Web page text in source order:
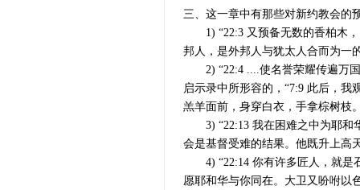
三、这一章中有那些对新约教会的
1) “22:3 又预备无数的香柏木，
邦人，是外邦人与犹太人合而为一
2) “22:4 ....使名誉荣耀传遍万国
启示录中所形容的，“7:9 此后，
羔羊面前，身穿白衣，手拿棕树枝
3) “22:13 我在困难之中为耶和
会是基督受难的结果。他既升上高
4) “22:14 你有许多匠人，就是
愿耶和华与你同在。大卫又吩咐以